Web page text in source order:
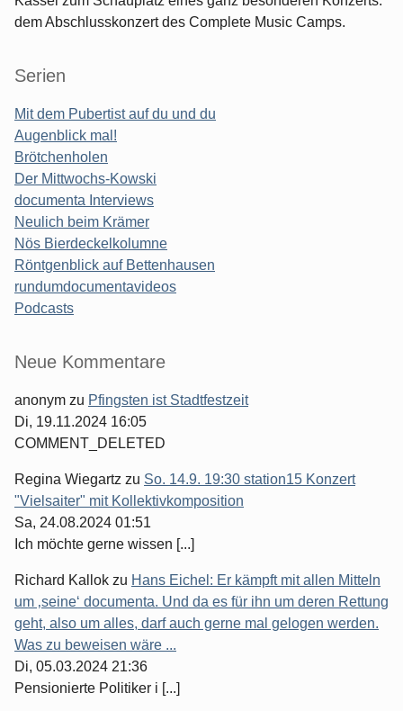
dem Abschlusskonzert des Complete Music Camps.
Serien
Mit dem Pubertist auf du und du
Augenblick mal!
Brötchenholen
Der Mittwochs-Kowski
documenta Interviews
Neulich beim Krämer
Nös Bierdeckelkolumne
Röntgenblick auf Bettenhausen
rundumdocumentavideos
Podcasts
Seitenleiste
Neue Kommentare
anonym zu Pfingsten ist Stadtfestzeit
Di, 19.11.2024 16:05
COMMENT_DELETED
Regina Wiegartz zu So. 14.9. 19:30 station15 Konzert
"Vielsaiter" mit Kollektivkomposition
Sa, 24.08.2024 01:51
Ich möchte gerne wissen [...]
Richard Kallok zu Hans Eichel: Er kämpft mit allen Mitteln
um ‚seine‘ documenta. Und da es für ihn um deren Rettung
geht, also um alles, darf auch gerne mal gelogen werden.
Was zu beweisen wäre ...
Di, 05.03.2024 21:36
Pensionierte Politiker i [...]